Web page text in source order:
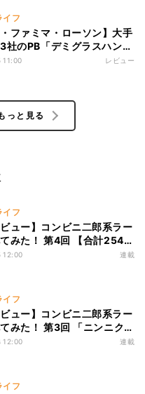
イフ
・ファミマ・ローソン】大手
社のPB「デミグラスハンバ
べ比べ!
11:00 レビュー
っと見る
イフ
ビュー】コンビニ二郎系ラー
てみた！ 第4回 【合計2544
ー!】セブン・ファミマ・
べるぞ
12:00 連載
イフ
ビュー】コンビニ二郎系ラー
みた！ 第3回 「ニンニク入
ローソンの“二郎系ラーメ
12:00 連載
イフ